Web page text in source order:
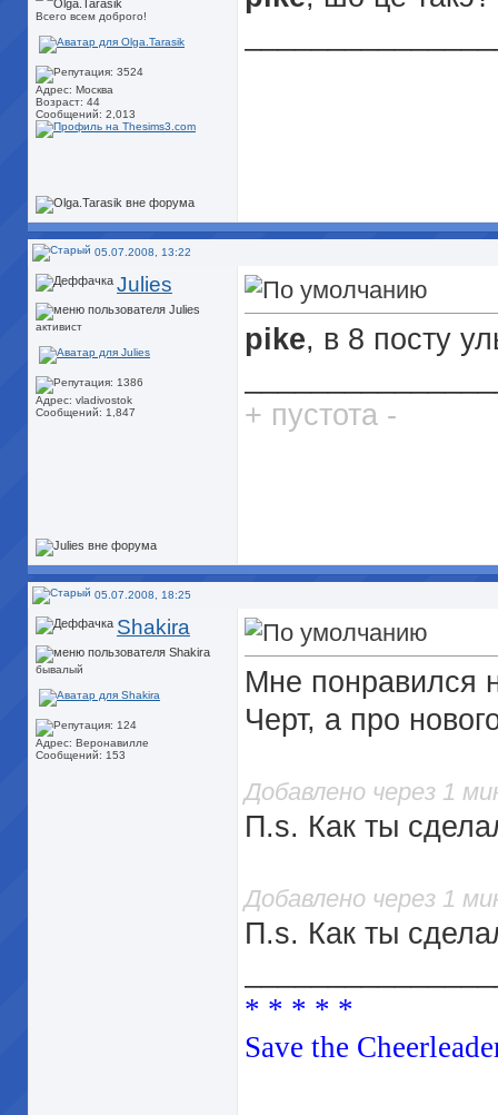
Всего всем доброго!
Адрес: Москва
Возраст: 44
Сообщений: 2,013
05.07.2008, 13:22
Julies
активист
Адрес: vladivostok
Сообщений: 1,847
pike, в 8 посту
+ пустота -
05.07.2008, 18:25
Shakira
бывалый
Адрес: Веронавилле
Сообщений: 153
Мне понравился
Черт, а про
Добавлено через 1
П.s. Как ты
Добавлено через 1
П.s. Как ты
* * * * *
Save the